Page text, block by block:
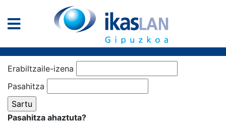
Erabiltzaile-izena
Pasahitza
Pasahitza ahaztuta?